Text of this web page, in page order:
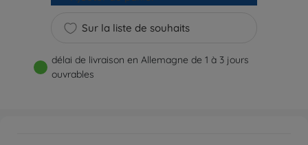
Sur la liste de souhaits
délai de livraison en Allemagne de 1 à 3 jours
ouvrables